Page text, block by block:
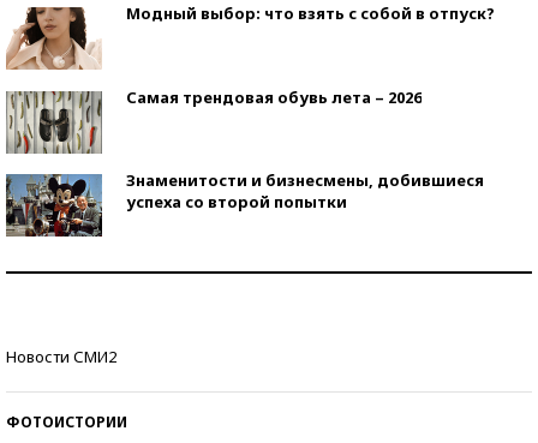
Модный выбор: что взять с собой в отпуск?
Самая трендовая обувь лета – 2026
Знаменитости и бизнесмены, добившиеся
успеха со второй попытки
Новости СМИ2
ФОТОИСТОРИИ